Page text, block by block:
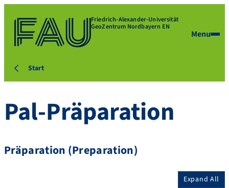
Friedrich-Alexander-Universität
GeoZentrum Nordbayern EN
Menu
Start
Pal-Präparation
Präparation (Preparation)
Expand All